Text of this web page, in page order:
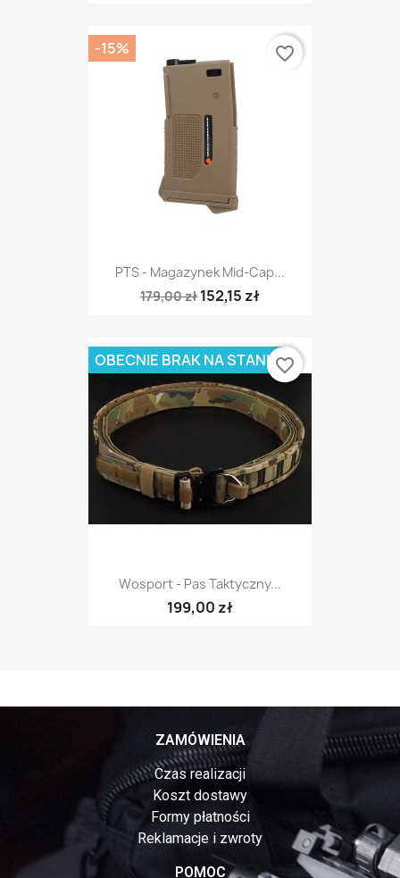
PTS - Magazynek Mid-Cap...
179,00 zł 152,15 zł
-15% favorite_border
Wosport - Pas Taktyczny...
199,00 zł
OBECNIE BRAK NA STANIEfavorite_border
ZAMÓWIENIA
Czas realizacji
Koszt dostawy
Formy płatności
Reklamacje i zwroty
POMOC